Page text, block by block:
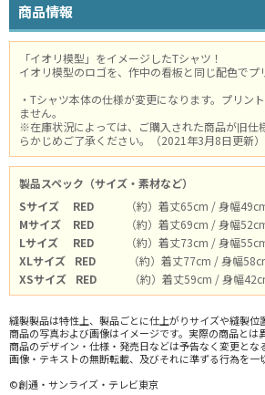
商品情報
「イオリ模型」をイメージしたTシャツ！
イオリ模型のロゴを、作中の看板と同じ配色でプ
・Tシャツ本体の仕様が変更になります。プリン
ません。
※在庫状況によっては、ご購入された商品が旧仕
らかじめご了承ください。（2021年3月8日更新）
製品スペック（サイズ・素材など）
Sサイズ
RED
（約）着丈65cm / 身幅
Mサイズ
RED
（約）着丈69cm / 身幅
Lサイズ
RED
（約）着丈73cm / 身幅
XLサイズ
RED
（約）着丈77cm / 身幅
XSサイズ
RED （約）着丈59cm / 身幅
縫製製品は特性上、製品ごとに仕上がりサイズや縫製位
商品の写真および画像はイメージです。実際の商品とは
商品のデザイン・仕様・発売日などは予告なく変更とな
画像・テキストの無断転載、及びそれに準ずる行為を一
©創通・サンライズ・テレビ東京